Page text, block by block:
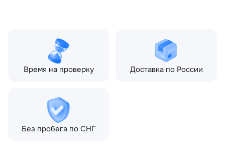
Время на проверку Доставка по России
Без пробега по СНГ